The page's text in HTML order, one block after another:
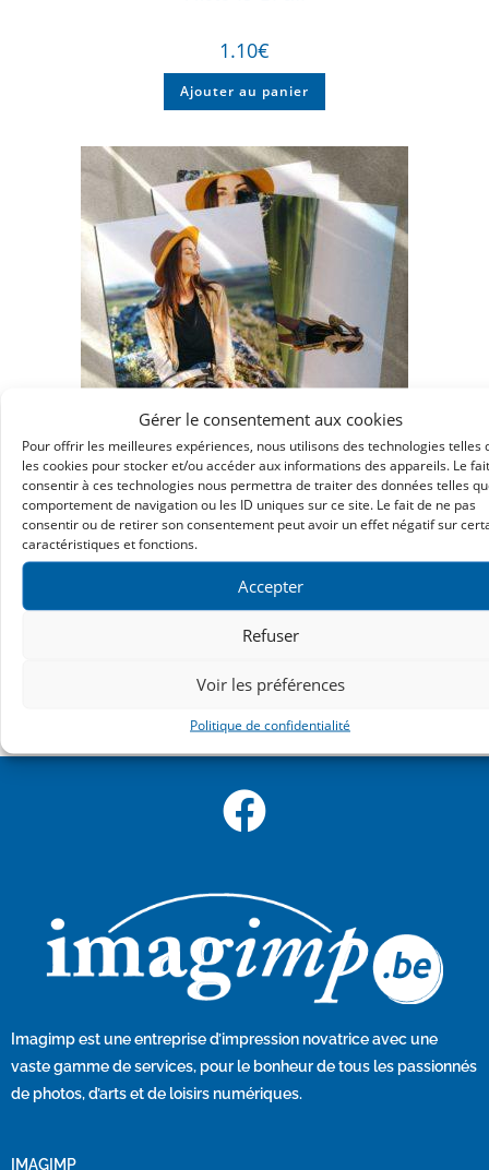
Gérer le consentement aux cookies
Pour offrir les meilleures expériences, nous utilisons des technologies telles
les cookies pour stocker et/ou accéder aux informations des appareils. Le
consentir à ces technologies nous permettra de traiter des données telles
comportement de navigation ou les ID uniques sur ce site. Le fait de ne pas
consentir ou de retirer son consentement peut avoir un effet négatif sur
caractéristiques et fonctions.
Accepter
Refuser
Voir les préférences
Politique de confidentialité
1.10€
Ajouter au panier
Photo 21×30 cm
2.40€
Imagimpest une entreprise d’impression novatrice avec une
vaste gamme de services, pour le bonheur de tous les passionnés
de photos, d’arts et de loisirs numériques.
IMAGIMP